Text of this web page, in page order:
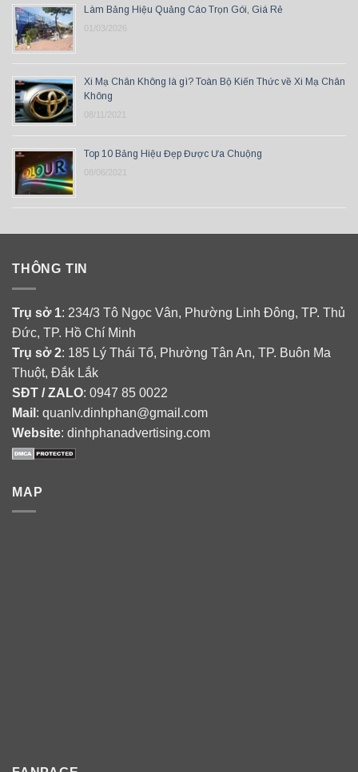
Làm Bảng Hiệu Quảng Cáo Trọn Gói, Giá Rẻ
01/03/2026
Xi Mạ Chân Không là gì? Toàn Bộ Kiến Thức về Xi Mạ Chân
Không
08/11/2021
Top 10 Bảng Hiệu Đẹp Được Ưa Chuộng
08/06/2021
THÔNG TIN
Trụ sở 1: 234/3 Tô Ngọc Vân, Phường Linh Đông, TP. Thủ
Đức, TP. Hồ Chí Minh
Trụ sở 2: 185 Lý Thái Tổ, Phường Tân An, TP. Buôn Ma
Thuột, Đắk Lắk
SĐT / ZALO: 0947 85 0022
Mail : quanlv.dinhphan@gmail.com
Website: dinhphanadvertising.com
MAP